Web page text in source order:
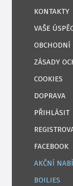
KONTAKTY
VAŠE
ZÁSADY
COOKIES
DOPRAVA
PŘIHLÁSIT
FACEBOOK
AKČNÍ
BOILIES